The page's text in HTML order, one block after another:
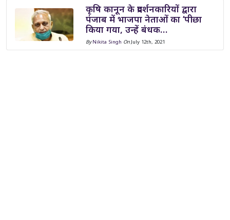
कृषि कानून के प्रदर्शनकारियों द्वारा
पंजाब में भाजपा नेताओं का ‘पीछा
किया गया, उन्हें बंधक…
ByNikita Singh On July 12th, 2021